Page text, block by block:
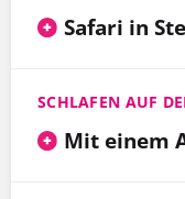
Safari in
SCHLAFEN AUF
Mit einem